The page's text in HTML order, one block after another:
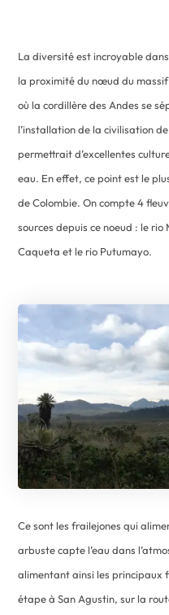
La diversité est incroyable
la proximité du nœud du
où la cordillère des Andes se
l’installation de la civilisation
permettrait d’excellentes
eau. En effet, ce point est le
de Colombie. On compte 4
sources depuis ce noeud : le
Caqueta et le rio Putumayo.
Ce sont les frailejones qui
arbuste capte l’eau dans
alimentant ainsi les principaux
étape à San Agustin, sur la